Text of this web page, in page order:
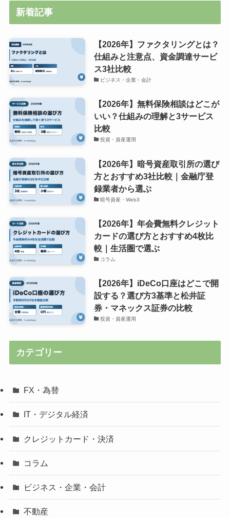
新着記事
【2026年】ファクタリングとは？
仕組みと注意点、資金調達サービ
ス3社比較
ビジネス・企業・会計
【2026年】無料保険相談はどこが
いい？仕組みの理解と3サービス
比較
投資・資産運用
【2026年】暗号資産取引所の選び
方とおすすめ3社比較｜金融庁登
録業者から選ぶ
暗号資産・Web3
【2026年】年会費無料クレジット
カードの選び方とおすすめ4枚比
較｜生活圏で選ぶ
コラム
【2026年】iDeCo口座はどこで開
設する？選び方3基準と松井証
券・マネックス証券の比較
投資・資産運用
カテゴリー
FX・為替
IT・デジタル経済
クレジットカード・決済
コラム
ビジネス・企業・会計
不動産